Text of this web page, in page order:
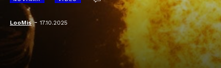
LooMis-17.10.2025